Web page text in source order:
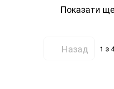
Показати
Назад 1 з